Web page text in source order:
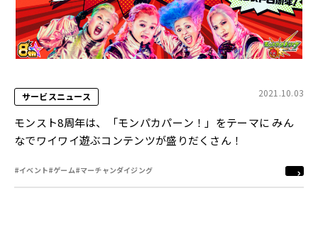
サービスニュース 2021.10.03
モンスト8周年は、「モンパカパーン！」をテーマに みん
なでワイワイ遊ぶコンテンツが盛りだくさん！
#イベント#ゲーム#マーチャンダイジング